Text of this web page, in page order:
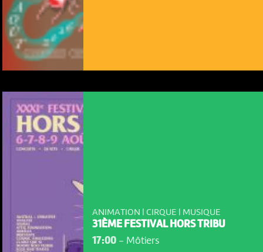
En poursuivant votre navigation sur le culturoscoPe site vous
consentez à l’utilisation de cookies. Les cookies nous
votre disposition et renseigner les acteurs·trices culturel·le·s sur
l'intérêt porté à leurs événements.
ANIMATION | CIRQUE | MUSIQUE
31ÈME FESTIVAL HORS TRIBU
17:00- Môtiers